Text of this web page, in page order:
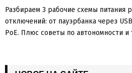
Разбираем 3 рабочие схемы питания
отключений: от пауэрбанка через
PoE. Плюс советы по автономности и